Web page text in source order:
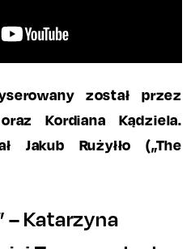
został przez
Kordiana Kądziela.
Jakub Rużyłło („The
– Katarzyna